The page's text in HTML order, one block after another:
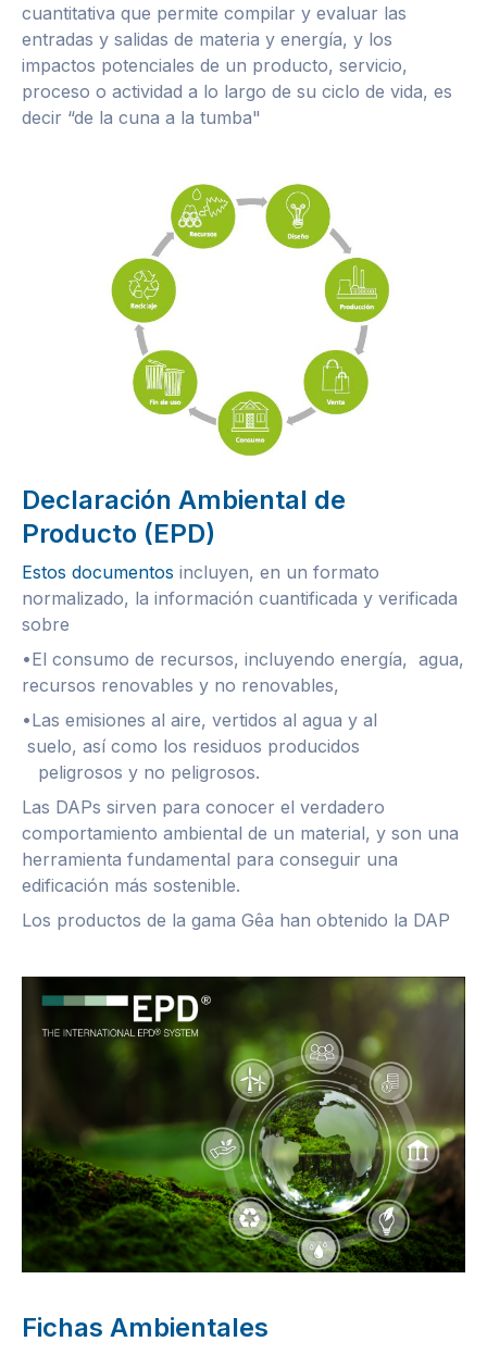
cuantitativa que permite compilar y evaluar las
entradas y salidas de materia y energía, y los
impactos potenciales de un producto, servicio,
proceso o actividad a lo largo de su ciclo de vida, es
decir “de la cuna a la tumba"
Declaración Ambiental de
Producto (EPD)
Estos documentos incluyen, en un formato
normalizado, la información cuantificada y verificada
sobre
•El consumo de recursos, incluyendo energía, agua,
recursos renovables y no renovables,
•Las emisiones al aire, vertidos al agua y al
suelo, así como los residuos producidos
peligrosos y no peligrosos.
Las DAPs sirven para conocer el verdadero
comportamiento ambiental de un material, y son una
herramienta fundamental para conseguir una
edificación más sostenible.
Los productos de la gama Gêa han obtenido la DAP
Fichas Ambientales